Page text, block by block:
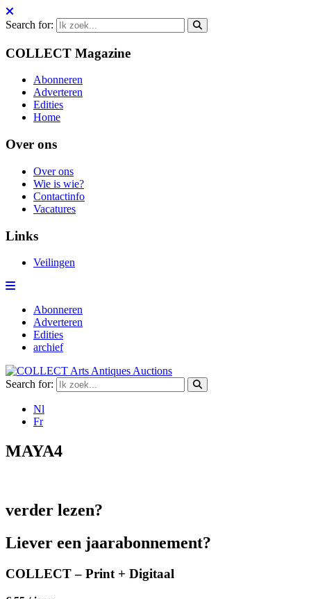
Search for:
COLLECT Magazine
Abonneren
Adverteren
Edities
Home
Over ons
Over ons
Wie is wie?
Contactinfo
Vacatures
Links
Veilingen
Abonneren
Adverteren
Edities
archief
Search for:
Nl
Fr
MAYA4
verder lezen?
Liever een jaarabonnement?
COLLECT – Print + Digitaal